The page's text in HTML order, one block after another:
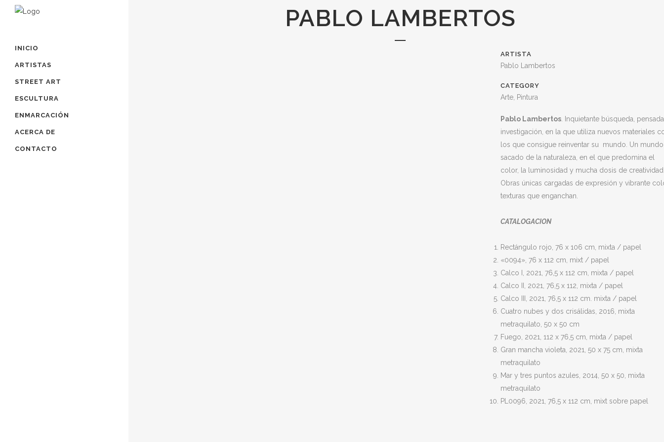
INICIO
ARTISTAS
STREET ART
ESCULTURA
ENMARCACIÓN
ACERCA DE
CONTACTO
PABLO LAMBERTOS
ARTISTA
Pablo Lambertos
CATEGORY
Arte, Pintura
Pablo Lambertos . Inquietante búsqueda, pensada
investigación, en la que utiliza nuevos materiales
los que consigue reinventar su mundo. Un mundo
sacado de la naturaleza, en el que predomina el
color, la luminosidad y mucha dosis de
Obras únicas cargadas de expresión y vibrante
texturas que enganchan.
CATALOGACION
Rectángulo rojo, 76 x 106 cm, mixta / papel
«0094», 76 x 112 cm, mixt / papel
Calco I, 2021, 76,5 x 112 cm, mixta / papel
Calco II, 2021, 76,5 x 112, mixta / papel
Calco III, 2021, 76,5 x 112 cm. mixta / papel
Cuatro nubes y dos crisálidas, 2016, mixta
metraquilato, 50 x 50 cm
Fuego, 2021, 112 x 76,5 cm, mixta / papel
Gran mancha violeta, 2021, 50 x 75 cm, mixta
metraquilato
Mar y tres puntos azules, 2014, 50 x 50, mixta
metraquilato
PL0096, 2021, 76,5 x 112 cm, mixt sobre papel